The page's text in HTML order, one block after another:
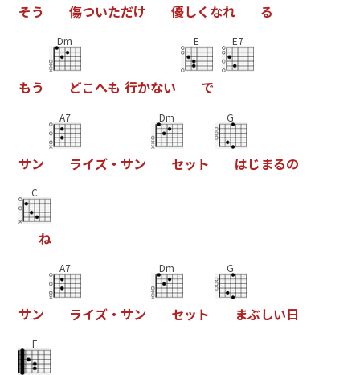
そう 傷ついただけ 優しく なれ る
もう
Dm
どこへも 行かない
E
で
E7
サン
A7
ライズ・ サン
Dm
セッ ト
G
はじ まるの
C
ね
サン
A7
ライズ・ サン
Dm
セッ ト
G
まぶしい日
F